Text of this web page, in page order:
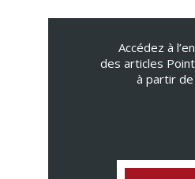
Accédez à
des articles
à partir de